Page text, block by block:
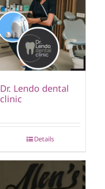
Dr. Lendo dental
clinic
Details